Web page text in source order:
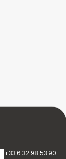
+33 6 32 98 53 90